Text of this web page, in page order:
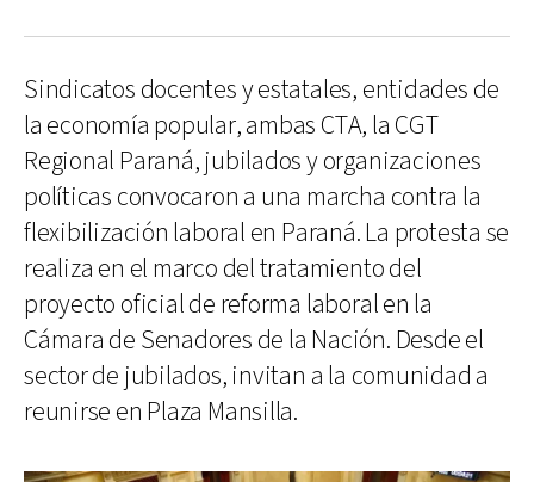
Sindicatos docentes y estatales, entidades de
la economía popular, ambas CTA, la CGT
Regional Paraná, jubilados y organizaciones
políticas convocaron a una marcha contra la
flexibilización laboral en Paraná. La protesta se
realiza en el marco del tratamiento del
proyecto oficial de reforma laboral en la
Cámara de Senadores de la Nación. Desde el
sector de jubilados, invitan a la comunidad a
reunirse en Plaza Mansilla.